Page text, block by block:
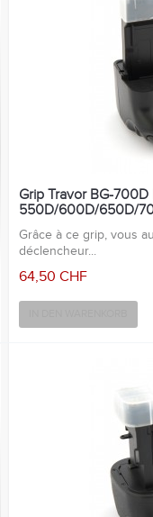
Grip Travor BG-
550D/600D/650D/
Grâce à ce grip, vous
déclencheur...
64,50 CHF